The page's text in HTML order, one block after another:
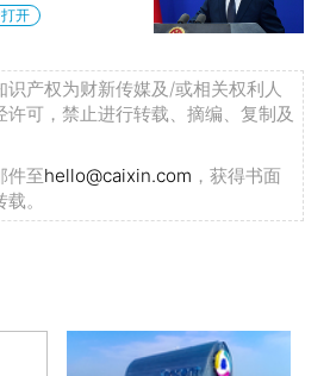
开
识产权为财新传媒及/或相关权利人
可，禁止进行转载、摘编、复制及
件至hello@caixin.com ，获得书面
。